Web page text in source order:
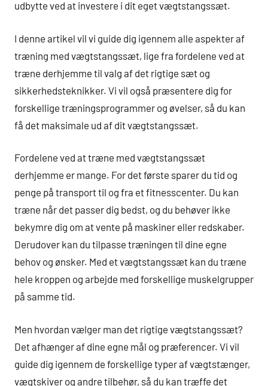
udbytte ved at investere i dit eget vægtstangssæt.
I denne artikel vil vi guide dig igennem alle aspekter af
træning med vægtstangssæt, lige fra fordelene ved at
træne derhjemme til valg af det rigtige sæt og
sikkerhedsteknikker. Vi vil også præsentere dig for
forskellige træningsprogrammer og øvelser, så du kan
få det maksimale ud af dit vægtstangssæt.
Fordelene ved at træne med vægtstangssæt
derhjemme er mange. For det første sparer du tid og
penge på transport til og fra et fitnesscenter. Du kan
træne når det passer dig bedst, og du behøver ikke
bekymre dig om at vente på maskiner eller redskaber.
Derudover kan du tilpasse træningen til dine egne
behov og ønsker. Med et vægtstangssæt kan du træne
hele kroppen og arbejde med forskellige muskelgrupper
på samme tid.
Men hvordan vælger man det rigtige vægtstangssæt?
Det afhænger af dine egne mål og præferencer. Vi vil
guide dig igennem de forskellige typer af vægtstænger,
vægtskiver og andre tilbehør, så du kan træffe det